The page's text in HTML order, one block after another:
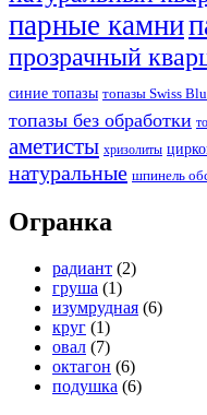
парные камни
прозрачный
синие топазы топазы Swiss
топазы без обработки
аметисты хризолиты
натуральные шпинель
Огранка
радиант (2)
груша (1)
изумрудная (6)
круг (1)
овал (7)
октагон (6)
подушка (6)